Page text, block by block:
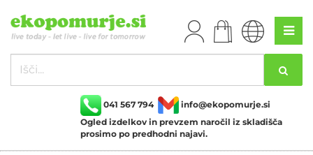
041 567 794
info@ekopomurje.si
Ogled izdelkov in prevzem naročil iz skladišča
prosimo po predhodni najavi.